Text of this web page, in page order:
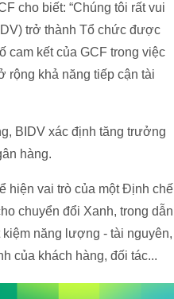
cho biết: “Chúng tôi rất vui
trở thành Tổ chức được
cam kết của GCF trong việc
rộng khả năng tiếp cận tài
BIDV xác định tăng trưởng
hàng.
hiện vai trò của một Định chế
chuyển đổi Xanh, trong dẫn
năng lượng - tài nguyên,
của khách hàng, đối tác...